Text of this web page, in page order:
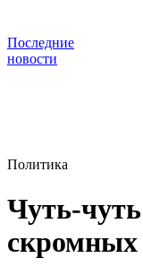
Последние
новости
Политика
Чуть-